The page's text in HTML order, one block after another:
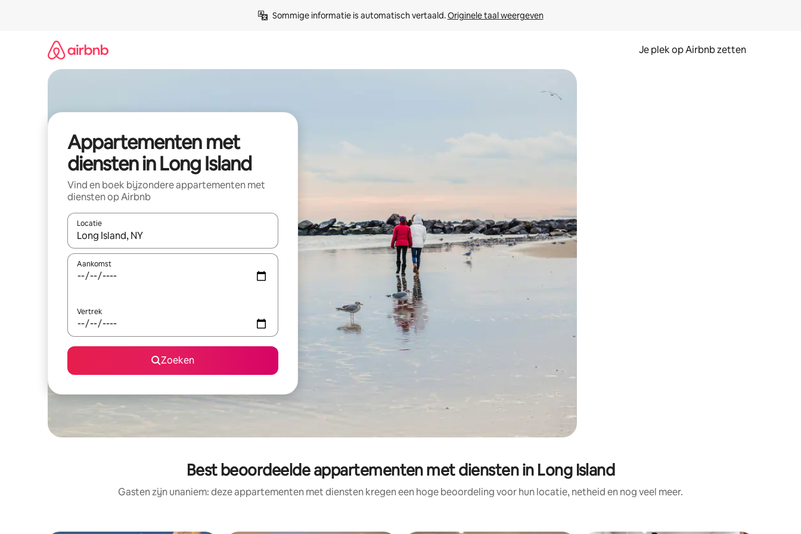
Sommige informatie is automatisch vertaald. Originele taal weergeven
Je plek op Airbnb zetten
Appartementen met
diensten in Long Island
Vind en boek bijzondere appartementen met
diensten op Airbnb
Locatie
Wanneer er resultaten beschikbaar zijn, maak je een keuze met je de pijltjestoetsen omhoog en omlaag, óf door te tikken of swipen.
Aankomst
Vertrek
Zoeken
Best beoordeelde appartementen met diensten in Long Island
Gasten zijn unaniem: deze appartementen met diensten kregen een hoge beoordeling voor hun locatie, netheid en nog veel meer.